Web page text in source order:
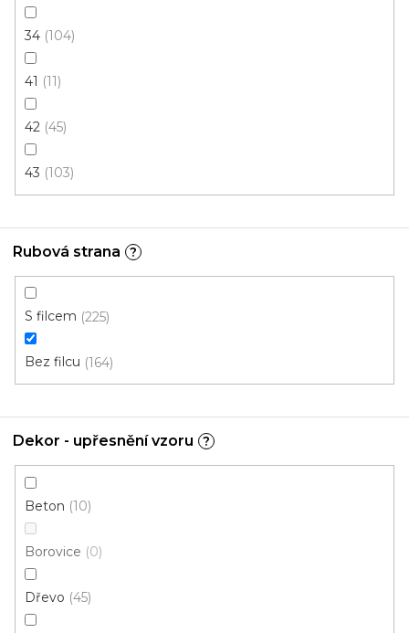
34 104
41 11
42 45
43 103
Rubová strana ?
S filcem 225
Bez filcu 164
Dekor - upřesnění vzoru ?
Beton 10
Borovice 0
Dřevo 45
2 m
PVC podlaha TERRA T6
497 Kč / m2
2 m